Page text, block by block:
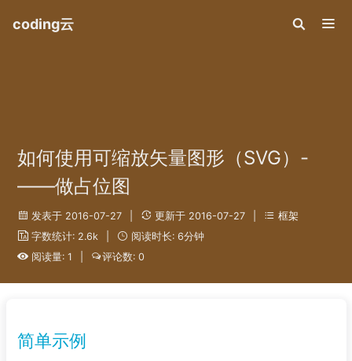
coding云
如何使用可缩放矢量图形（SVG）-
——做占位图
发表于 2016-07-27 更新于 2016-07-27
框架
字数统计: 2.6k
阅读时长: 6分钟
阅读量: 1
评论数: 0
简单示例